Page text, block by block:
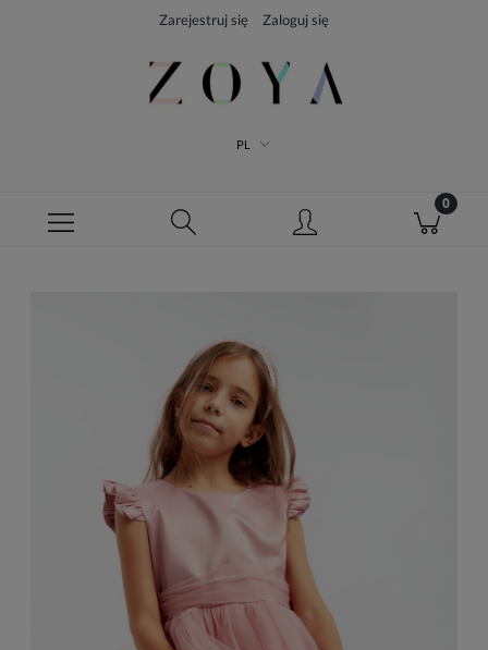
Zarejestruj się Zaloguj się
PL